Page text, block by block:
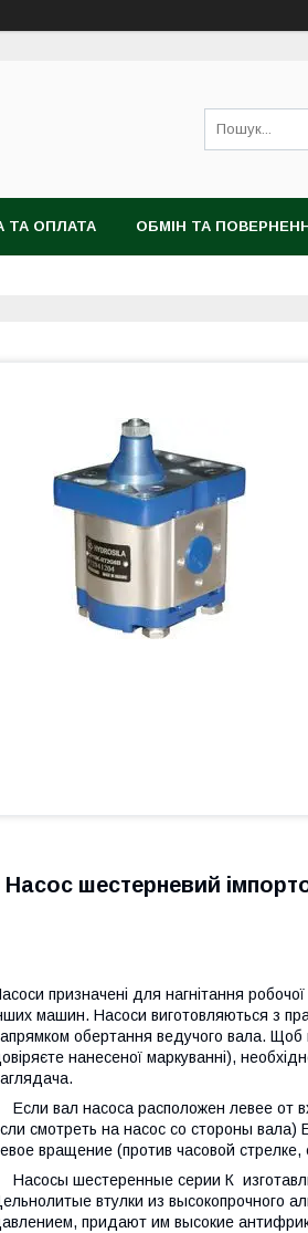
ТА ОПЛАТА ОБМІН ТА
Насос шестерневий
призначені для нагнітання робочої
машин. Насоси виготовляються з
обертання ведучого вала.
нанесеної маркуванні),
вал насоса расположен левее от
смотреть на насос со стороны вала)
вращение (против часовой
шестеренные серии К
втулки из высокопрочного
придают им высокие